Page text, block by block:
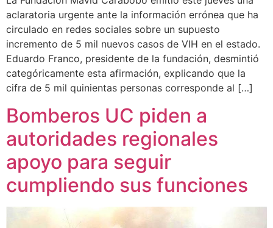
aclaratoria urgente ante la información errónea que ha
circulado en redes sociales sobre un supuesto
incremento de 5 mil nuevos casos de VIH en el estado.
Eduardo Franco, presidente de la fundación, desmintió
categóricamente esta afirmación, explicando que la
cifra de 5 mil quinientas personas corresponde al […]
Bomberos UC piden a
autoridades regionales
apoyo para seguir
cumpliendo sus funciones